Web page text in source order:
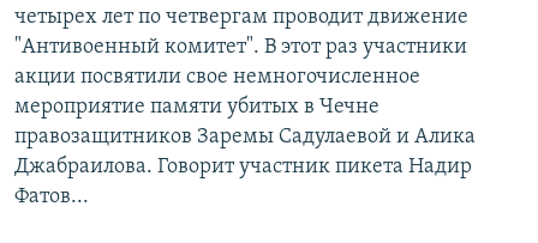
четырех лет по четвергам проводит движение
"Антивоенный комитет". В этот раз участники
акции посвятили свое немногочисленное
мероприятие памяти убитых в Чечне
правозащитников Заремы Садулаевой и Алика
Джабраилова. Говорит участник пикета Надир
Фатов...